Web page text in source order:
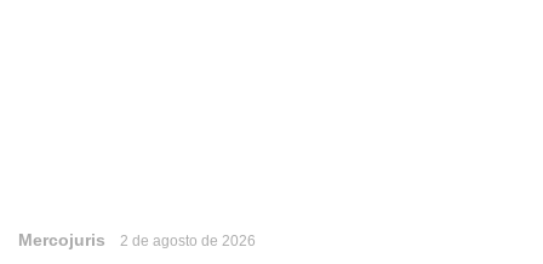
Mercojuris 2 de agosto de 2026